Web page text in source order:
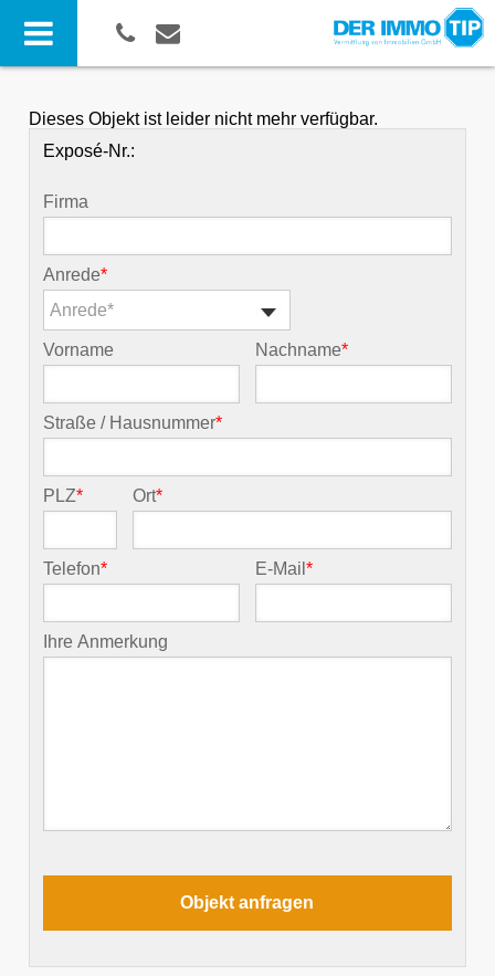
Dieses Objekt ist leider nicht mehr verfügbar.
Exposé-Nr.:
Firma
Anrede*
Anrede*
Vorname Nachname*
Straße / Hausnummer*
PLZ* Ort*
Telefon* E-Mail*
Ihre Anmerkung